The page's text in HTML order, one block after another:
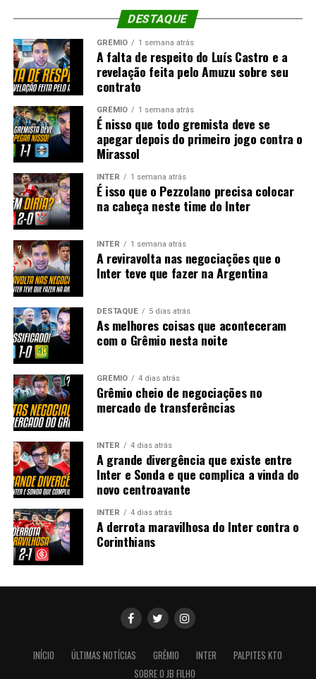
DESTAQUE
GRÊMIO 1 semana atrás
A falta de respeito do Luís Castro e a
revelação feita pelo Amuzu sobre seu
contrato
GRÊMIO 1 semana atrás
É nisso que todo gremista deve se
apegar depois do primeiro jogo contra o
Mirassol
INTER 1 semana atrás
É isso que o Pezzolano precisa colocar
na cabeça neste time do Inter
INTER 1 semana atrás
A reviravolta nas negociações que o
Inter teve que fazer na Argentina
DESTAQUE 5 dias atrás
As melhores coisas que aconteceram
com o Grêmio nesta noite
GRÊMIO 4 dias atrás
Grêmio cheio de negociações no
mercado de transferências
INTER 4 dias atrás
A grande divergência que existe entre
Inter e Sonda e que complica a vinda do
novo centroavante
INTER 4 dias atrás
A derrota maravilhosa do Inter contra o
Corinthians
INÍCIO ÚLTIMAS NOTÍCIAS GRÊMIO INTER
PALPITES KTO
SOBRE O JB FILHO